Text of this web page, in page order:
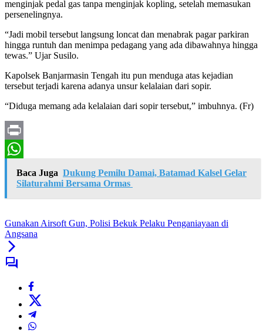
menginjak pedal gas tanpa menginjak kopling, setelah memasukan
persenelingnya.
“Jadi mobil tersebut langsung loncat dan menabrak pagar parkiran
hingga runtuh dan menimpa pedagang yang ada dibawahnya hingga
tewas.” Ujar Susilo.
Kapolsek Banjarmasin Tengah itu pun menduga atas kejadian
tersebut terjadi karena adanya unsur kelalaian dari sopir.
“Diduga memang ada kelalaian dari sopir tersebut,” imbuhnya. (Fr)
Print
WhatsApp
Baca Juga Dukung Pemilu Damai, Batamad Kalsel Gelar
Silaturahmi Bersama Ormas
Gunakan Airsoft Gun, Polisi Bekuk Pelaku Penganiayaan di
Angsana